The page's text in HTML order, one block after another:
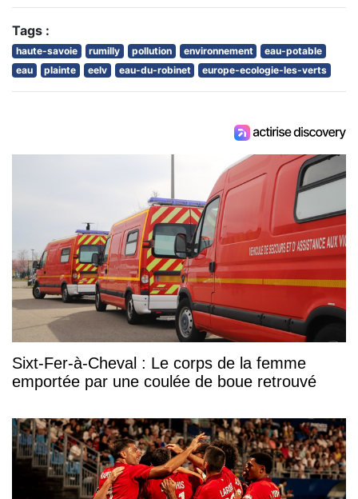
Tags :
haute-savoie rumilly pollution environnement
eau-potable
eau
plainte eelv eau-du-robinet europe-ecologie-les-verts
Sixt-Fer-à-Cheval : Le corps de la femme
emportée par une coulée de boue retrouvé